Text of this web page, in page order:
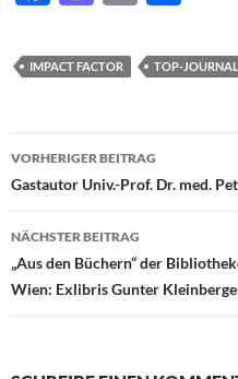
e
b
o
o
k
to
d
o
n
ail le
n
IMPACT FACTOR TOP-JOURNAL
Beitragsnavigation
VORHERIGER BEITRAG
Gastautor Univ.-Prof. Dr. med.
NÄCHSTER BEITRAG
„Aus den Büchern“ der
Wien: Exlibris Gunter